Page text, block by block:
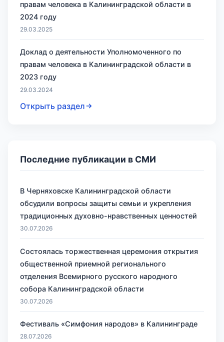
правам человека в Калининградской области в
2024 году
29.03.2025
Доклад о деятельности Уполномоченного по
правам человека в Калининградской области в
2023 году
29.03.2024
Открыть раздел
Последние публикации в СМИ
В Черняховске Калининградской области
обсудили вопросы защиты семьи и укрепления
традиционных духовно-нравственных ценностей
30.07.2026
Состоялась торжественная церемония открытия
общественной приемной регионального
отделения Всемирного русского народного
собора Калининградской области
30.07.2026
Фестиваль «Симфония народов» в Калининграде
28.07.2026